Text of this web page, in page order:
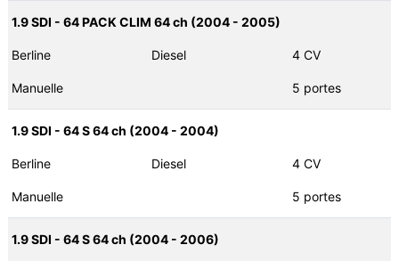
1.9 SDI - 64 PACK CLIM 64 ch (2004 - 2005)
Berline Diesel 4 CV
Manuelle 5 portes
1.9 SDI - 64 S 64 ch (2004 - 2004)
Berline Diesel 4 CV
Manuelle 5 portes
1.9 SDI - 64 S 64 ch (2004 - 2006)